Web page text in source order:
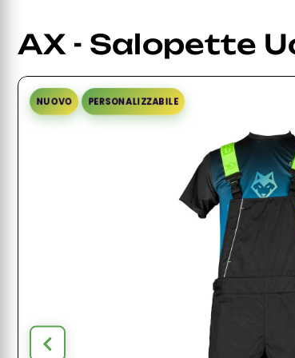
AX - Salopette
NUOVO PERSONALIZZABILE